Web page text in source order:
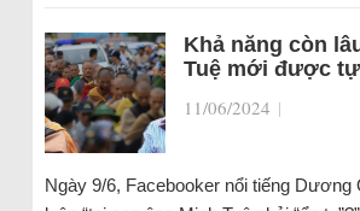
Khả năng còn
Tuệ mới được
11/06/2024 |
Ngày 9/6, Facebooker nổi tiếng Dương